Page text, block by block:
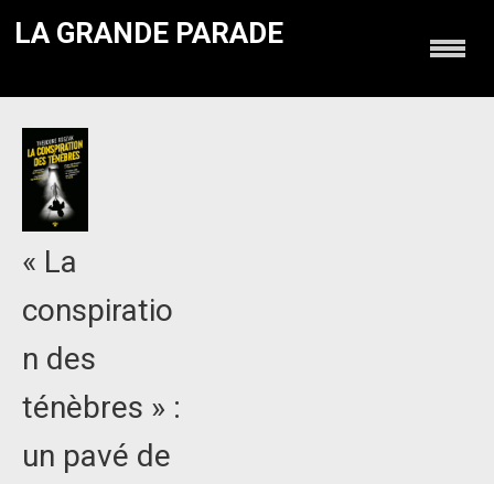
LA GRANDE PARADE
« La
conspiratio
n des
ténèbres » :
un pavé de